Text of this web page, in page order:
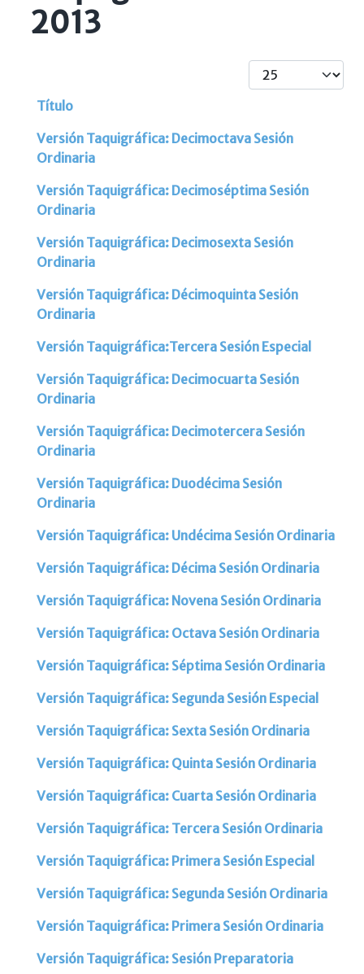
2013
Cantidad
Artículos
Título
Versión Taquigráfica: Decimoctava Sesión
Ordinaria
Versión Taquigráfica: Decimoséptima Sesión
Ordinaria
Versión Taquigráfica: Decimosexta Sesión
Ordinaria
Versión Taquigráfica: Décimoquinta Sesión
Ordinaria
Versión Taquigráfica:Tercera Sesión Especial
Versión Taquigráfica: Decimocuarta Sesión
Ordinaria
Versión Taquigráfica: Decimotercera Sesión
Ordinaria
Versión Taquigráfica: Duodécima Sesión
Ordinaria
Versión Taquigráfica: Undécima Sesión Ordinaria
Versión Taquigráfica: Décima Sesión Ordinaria
Versión Taquigráfica: Novena Sesión Ordinaria
Versión Taquigráfica: Octava Sesión Ordinaria
Versión Taquigráfica: Séptima Sesión Ordinaria
Versión Taquigráfica: Segunda Sesión Especial
Versión Taquigráfica: Sexta Sesión Ordinaria
Versión Taquigráfica: Quinta Sesión Ordinaria
Versión Taquigráfica: Cuarta Sesión Ordinaria
Versión Taquigráfica: Tercera Sesión Ordinaria
Versión Taquigráfica: Primera Sesión Especial
Versión Taquigráfica: Segunda Sesión Ordinaria
Versión Taquigráfica: Primera Sesión Ordinaria
Versión Taquigráfica: Sesión Preparatoria